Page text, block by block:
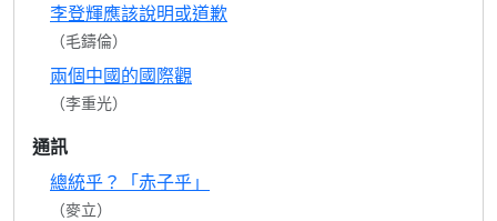
李登輝應該說明或道歉
（毛鑄倫）
兩個中國的國際觀
（李重光）
通訊
總統乎？「赤子乎」
（麥立）